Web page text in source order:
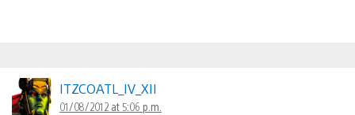
ITZCOATL_IV_XII
01/08/2012 at 5:06 p.m.